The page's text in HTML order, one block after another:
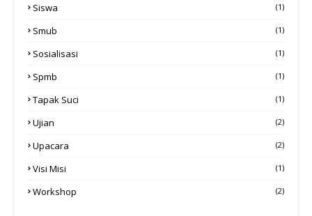
Siswa (1)
Smub (1)
Sosialisasi (1)
Spmb (1)
Tapak Suci (1)
Ujian (2)
Upacara (2)
Visi Misi (1)
Workshop (2)